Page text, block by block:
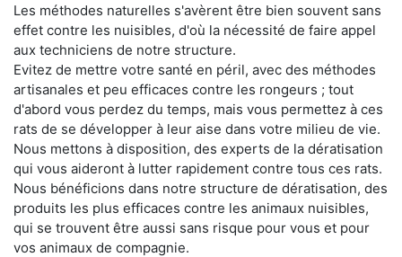
Les méthodes naturelles s'avèrent être bien souvent sans
effet contre les nuisibles, d'où la nécessité de faire appel
aux techniciens de notre structure.
Evitez de mettre votre santé en péril, avec des méthodes
artisanales et peu efficaces contre les rongeurs ; tout
d'abord vous perdez du temps, mais vous permettez à ces
rats de se développer à leur aise dans votre milieu de vie.
Nous mettons à disposition, des experts de la dératisation
qui vous aideront à lutter rapidement contre tous ces rats.
Nous bénéficions dans notre structure de dératisation, des
produits les plus efficaces contre les animaux nuisibles,
qui se trouvent être aussi sans risque pour vous et pour
vos animaux de compagnie.